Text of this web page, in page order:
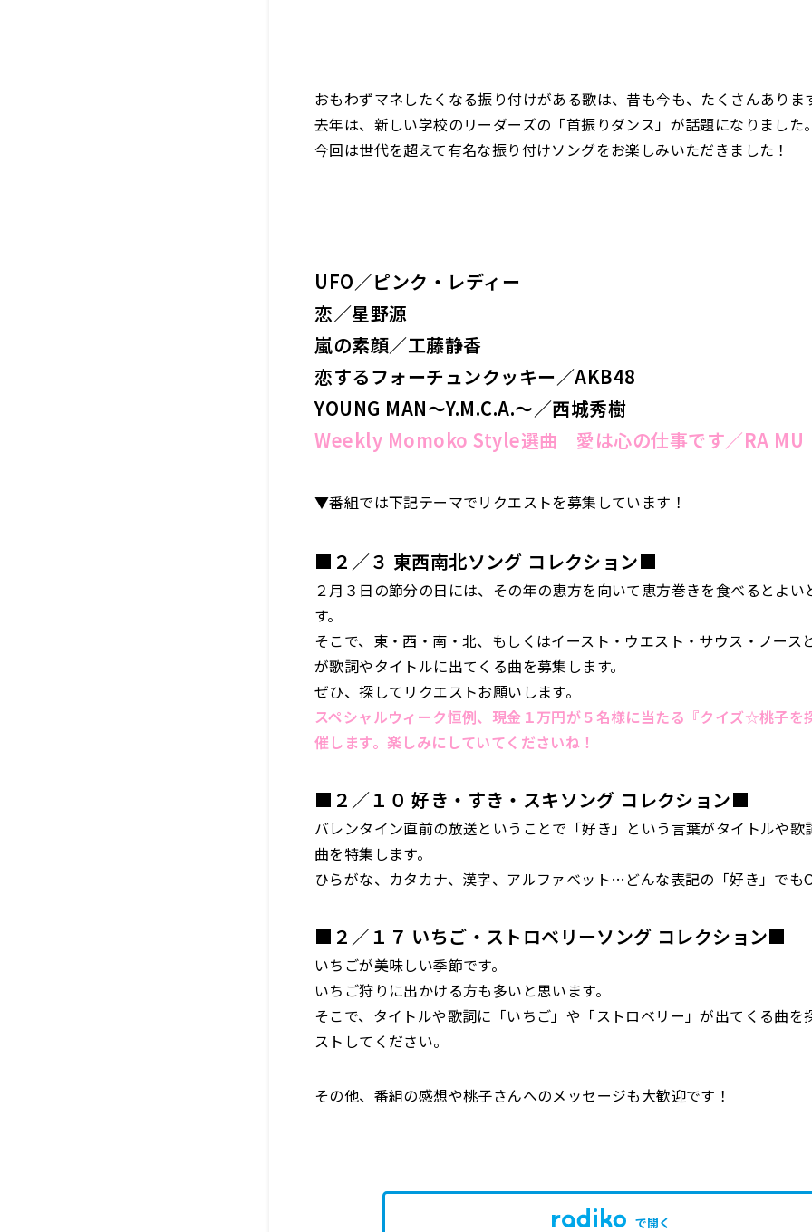
おもわずマネしたくなる振り付けがある歌は、昔も今も、たくさんありま
去年は、新しい学校のリーダーズの「首振りダンス」が話題になりました
今回は世代を超えて有名な振り付けソングをお楽しみいただきました！
UFO／ピンク・レディー
恋／星野源
嵐の素顔／工藤静香
恋するフォーチュンクッキー／AKB48
YOUNG MAN〜Y.M.C.A.〜／西城秀樹
Weekly Momoko Style選曲 愛は心の仕事です／RA MU
▼番組では下記テーマでリクエストを募集しています！
■２／３ 東西南北ソング コレクション■
２月３日の節分の日には、その年の恵方を向いて恵方巻きを食べるとよい
す。
そこで、東・西・南・北、もしくはイースト・ウエスト・サウス・ノース
が歌詞やタイトルに出てくる曲を募集します。
ぜひ、探してリクエストお願いします。
スペシャルウィーク恒例、現金１万円が５名様に当たる『クイズ☆桃子を
催します。楽しみにしていてくださいね！
■２／１０ 好き・すき・スキソング コレクション■
バレンタイン直前の放送ということで「好き」という言葉がタイトルや歌
曲を特集します。
ひらがな、カタカナ、漢字、アルファベット…どんな表記の「好き」でも
■２／１７ いちご・ストロベリーソング コレクション■
いちごが美味しい季節です。
いちご狩りに出かける方も多いと思います。
そこで、タイトルや歌詞に「いちご」や「ストロベリー」が出てくる曲を
ストしてください。
その他、番組の感想や桃子さんへのメッセージも大歓迎です！
で開く